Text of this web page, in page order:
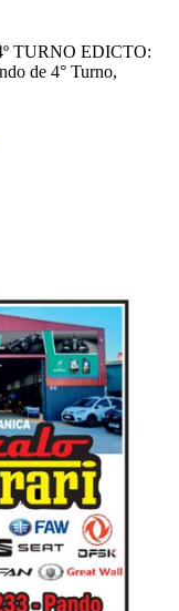
TURNO EDICTO:
de 4° Turno,